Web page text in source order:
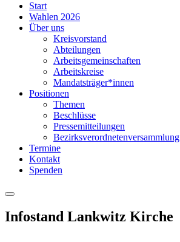
Start
Wahlen 2026
Über uns
Kreisvorstand
Abteilungen
Arbeitsgemeinschaften
Arbeitskreise
Mandatsträger*innen
Positionen
Themen
Beschlüsse
Pressemitteilungen
Bezirksverordnetenversammlung
Termine
Kontakt
Spenden
Menu
Infostand Lankwitz Kirche